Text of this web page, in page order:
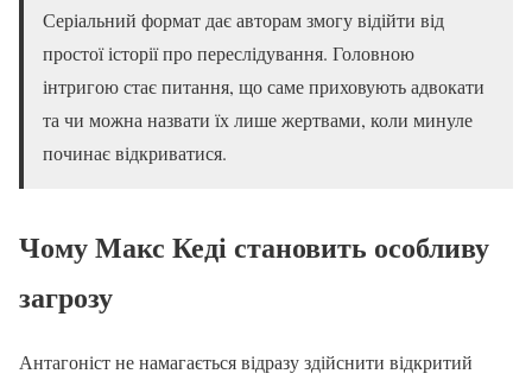
Серіальний формат дає авторам змогу відійти від
простої історії про переслідування. Головною
інтригою стає питання, що саме приховують адвокати
та чи можна назвати їх лише жертвами, коли минуле
починає відкриватися.
Чому Макс Кеді становить особливу
загрозу
Антагоніст не намагається відразу здійснити відкритий